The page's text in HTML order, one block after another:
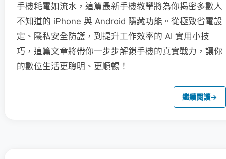
手機耗電如流水，這篇最新手機教學將為你揭密多數人
不知道的 iPhone 與 Android 隱藏功能。從極致省電設
定、隱私安全防護，到提升工作效率的 AI 實用小技
巧，這篇文章將帶你一步步解鎖手機的真實戰力，讓你
的數位生活更聰明、更順暢！
繼續閱讀→